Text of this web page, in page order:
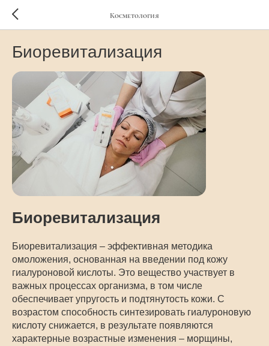
Косметология
Биоревитализация
Биоревитализация
Биоревитализация – эффективная методика
омоложения, основанная на введении под кожу
гиалуроновой кислоты. Это вещество участвует в
важных процессах организма, в том числе
обеспечивает упругость и подтянутость кожи. С
возрастом способность синтезировать гиалуроновую
кислоту снижается, в результате появляются
характерные возрастные изменения – морщины,